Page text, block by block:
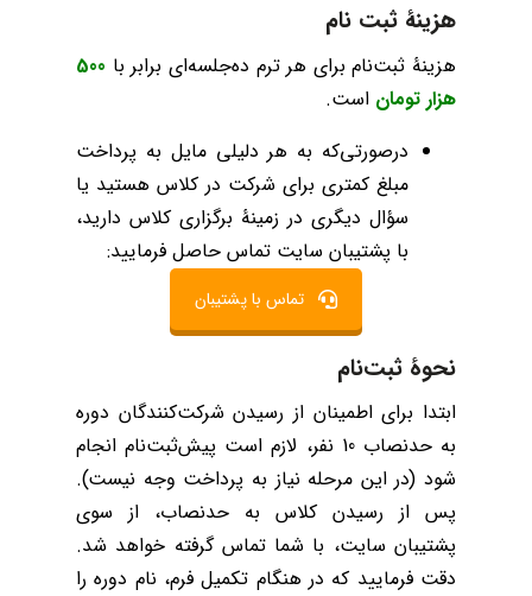
هزینۀ ثبت نام
هزینۀ ثبت‌نام برای هر ترم ده‌جلسه‌ای برابر با 500
هزار تومان است.
درصورتی‌که به هر دلیلی مایل به پرداخت
مبلغ کمتری برای شرکت در کلاس هستید یا
سؤال دیگری در زمینۀ برگزاری کلاس دارید،
با پشتیبان سایت تماس حاصل فرمایید:
تماس با پشتیبان
نحوۀ ثبت‌نام
ابتدا برای اطمینان از رسیدن شرکت‌کنندگان دوره
به حدنصاب 10 نفر، لازم است پیش‌ثبت‌نام انجام
شود (در این مرحله نیاز به پرداخت وجه نیست).
پس از رسیدن کلاس به حدنصاب، از سوی
پشتیبان سایت، با شما تماس گرفته خواهد شد.
دقت فرمایید که در هنگام تکمیل فرم، نام دوره را